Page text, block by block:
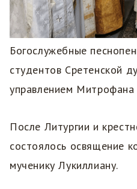
Богослужебные
студентов Сретенской
управлением
После Литургии и
состоялось освящение
мученику Лукиллиану.